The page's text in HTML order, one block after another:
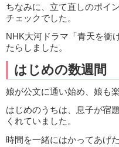
ちなみに、立て直しのポイ
チェックでした。
NHK大河ドラマ「青天を衝
たらしました。
はじめの数週間
娘が公文に通い始め、娘も
はじめのうちは、息子が宿
くれていました。
時間を一緒にはかってあげ